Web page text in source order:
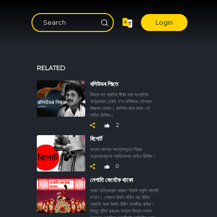
Login
RELATED
বলিউডৰ পিছত
কিদৰে যশ খ্যাতিৰ শীৰ্ষৰ পৰা অখ্যাতিৰ
অন্ধকাৰত হেৰাই গ'ল বলিউডৰ এইসকল
উজ্জ্বল তাৰকা। জানিবৰ বাবে শুনক এই
অডিও ছিৰিজ।
2
ৰিপোৰ্ট
অসমৰ জলন্ত সমস্যাসমূহৰ বিষয়ে
অনুসন্ধানমূলক প্ৰতিবেদনৰ অডিও ছিৰিজ।
0
নেপাতি কেনেকৈ থাকো
শংকা অনিশ্চয়তাৰ আৱৰণ বিদাৰি পদূলি পালেহি
ব'হাগ। প্ৰেমত উথলি উঠিল গছ বিৰিখ
প্ৰকৃতি আৰু উথলি উঠিল অসমীয়া ৰাইজ।
কিন্তু সুদীৰ্ঘ দুবছৰৰ অন্তত কিদৰে মৰমৰ